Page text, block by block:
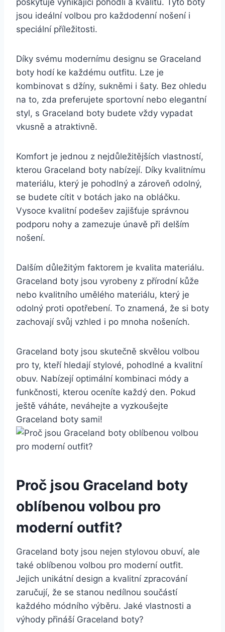
jsou ideální volbou pro každodenní nošení⁢ i
speciální příležitosti.‍
Díky svému ‍modernímu designu‍ se⁣ Graceland
boty hodí ke každému outfitu. Lze je‌
kombinovat s džíny, sukněmi i šaty.‍ Bez ⁢ohledu
na to, zda preferujete ‌sportovní nebo elegantní⁤
styl, s⁢ Graceland boty budete vždy vypadat
vkusně a atraktivně.
Komfort ⁢je jednou z nejdůležitějších vlastností,
kterou Graceland boty nabízejí. Díky ⁣kvalitnímu
materiálu,⁤ který je pohodlný a ​zároveň odolný,
se⁢ budete‌ cítit v‌ botách⁤ jako⁤ na obláčku.
⁤Vysoce kvalitní podešev zajišťuje správnou
podporu nohy a ​zamezuje únavě při delším
nošení.
Dalším ⁢důležitým faktorem je ‍kvalita⁢ materiálu.
Graceland ‌boty jsou​ vyrobeny⁢ z přírodní kůže
nebo kvalitního umělého materiálu, který je
odolný proti opotřebení. To ⁣znamená, že si boty
zachovají svůj vzhled i po mnoha nošeních.
Graceland boty ⁢jsou skutečně skvělou volbou
pro ty, kteří ‌hledají ‌stylové, pohodlné a kvalitní
‍obuv. Nabízejí optimální kombinaci módy⁢ a
funkčnosti, ‌kterou oceníte‌ každý den. Pokud⁤
ještě váháte, neváhejte a ‍vyzkoušejte
Graceland boty sami!
Proč jsou Graceland​ boty⁣
oblíbenou volbou pro
moderní outfit?
Graceland boty‌ jsou ⁢nejen stylovou‍ obuví, ale
‍také oblíbenou ‌volbou pro⁣ moderní outfit.
Jejich unikátní design a kvalitní​ zpracování
zaručují, ‍že‍ se stanou nedílnou součástí
každého ​módního výběru. ⁤Jaké ‌vlastnosti a
výhody přináší Graceland boty?